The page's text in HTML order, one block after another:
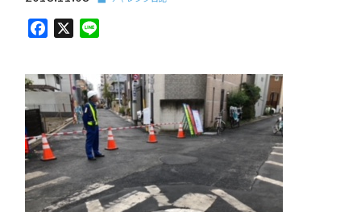
Facebook